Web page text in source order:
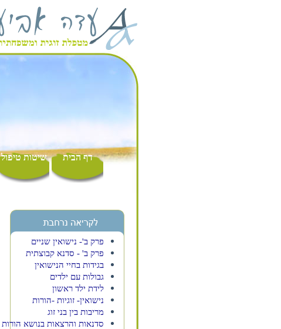
דף הבית שיטות טיפול
פרק ב'- נישואין שניים
פרק ב' - סדנא קבוצתית
בגידות בחיי הנישואין
גבולות עם ילדים
לידת ילד ראשון
נישואין- זוגיות -הורות
מריבות בין בני זוג
סדנאות והרצאות בנושא הורות